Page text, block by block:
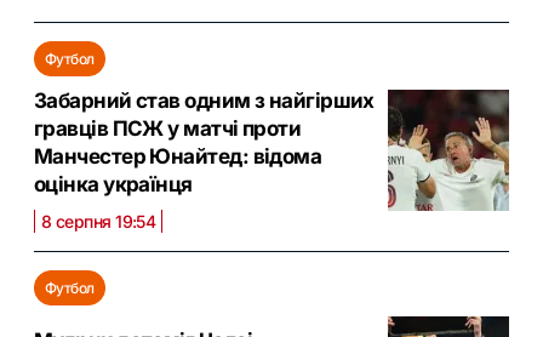
Футбол
Забарний став одним з найгірших
гравців ПСЖ у матчі проти
Манчестер Юнайтед: відома
оцінка українця
8 серпня 19:54
Футбол